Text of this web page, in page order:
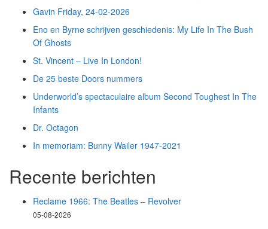
Gavin Friday, 24-02-2026
Eno en Byrne schrijven geschiedenis: My Life In The Bush
Of Ghosts
St. Vincent – Live In London!
De 25 beste Doors nummers
Underworld’s spectaculaire album Second Toughest In The
Infants
Dr. Octagon
In memoriam: Bunny Wailer 1947-2021
Recente berichten
Reclame 1966: The Beatles – Revolver
05-08-2026